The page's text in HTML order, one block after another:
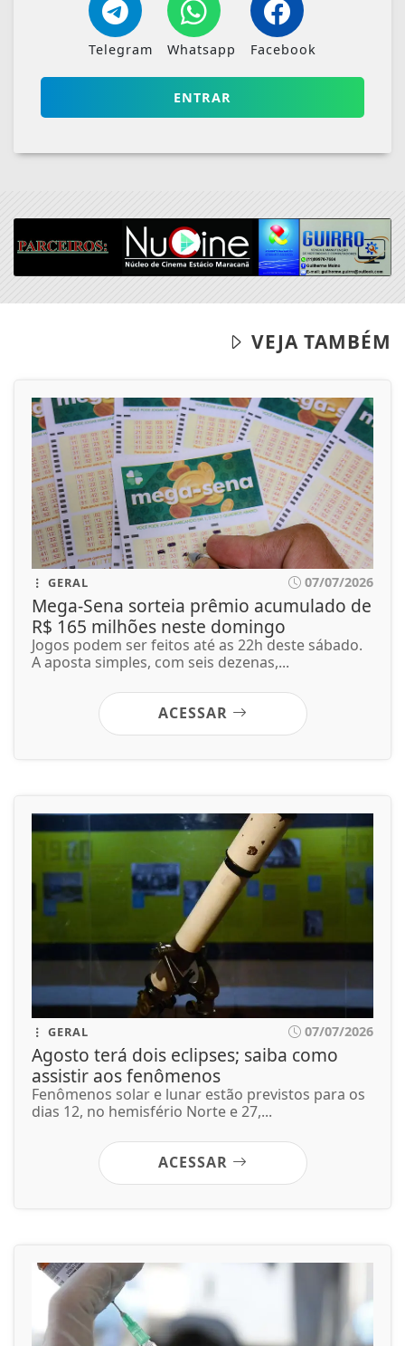
Mega-Sena sorteia prêmio acumulado de
R$ 165 milhões neste domingo
Jogos podem ser feitos até as 22h deste sábado.
A aposta simples, com seis dezenas,...
ACESSAR
07/07/2026
Agosto terá dois eclipses; saiba como
assistir aos fenômenos
Fenômenos solar e lunar estão previstos para os
dias 12, no hemisfério Norte e 27,...
ACESSAR
SAÚDE
Paulistanos enfrentam filas para tomar
vacina contra sarampo
Dos 512 postos listados no portal De Olho Na Fila,